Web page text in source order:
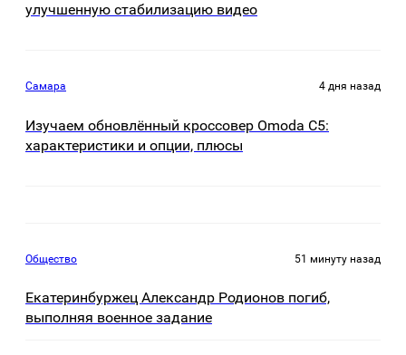
улучшенную стабилизацию видео
Самара 4 дня назад
Изучаем обновлённый кроссовер Omoda C5:
характеристики и опции, плюсы
Общество 51 минуту назад
Екатеринбуржец Александр Родионов погиб,
выполняя военное задание